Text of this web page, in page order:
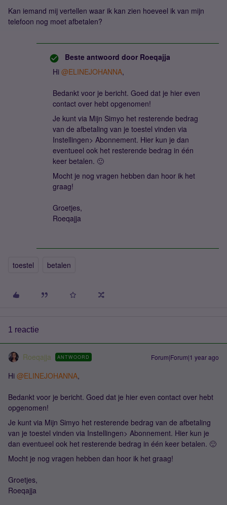
Kan iemand mij vertellen waar ik kan zien hoeveel ik van mijn
telefoon nog moet afbetalen?
Beste antwoord door Roeqajja
Hi ​ @ELINEJOHANNA,
Bedankt voor je bericht. Goed dat je hier even
contact over hebt opgenomen!
Je kunt via Mijn Simyo het resterende bedrag
van de afbetaling van je toestel vinden via
Instellingen> Abonnement. Hier kun je dan
eventueel ook het resterende bedrag in één
keer betalen. 🙂
Mocht je nog vragen hebben dan hoor ik het
graag!
Groetjes,
Roeqajja
toestel betalen
1 reactie
Roeqajja ANTWOORD Forum|Forum|1 year ago
Hi ​ @ELINEJOHANNA,
Bedankt voor je bericht. Goed dat je hier even contact over hebt
opgenomen!
Je kunt via Mijn Simyo het resterende bedrag van de afbetaling
van je toestel vinden via Instellingen> Abonnement. Hier kun je
dan eventueel ook het resterende bedrag in één keer betalen. 🙂
Mocht je nog vragen hebben dan hoor ik het graag!
Groetjes,
Roeqajja